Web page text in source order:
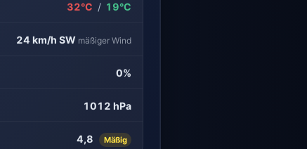
32°C / 19°C
24 km/h SW mäßiger Wind
0%
1012 hPa
4,8 Mäßig